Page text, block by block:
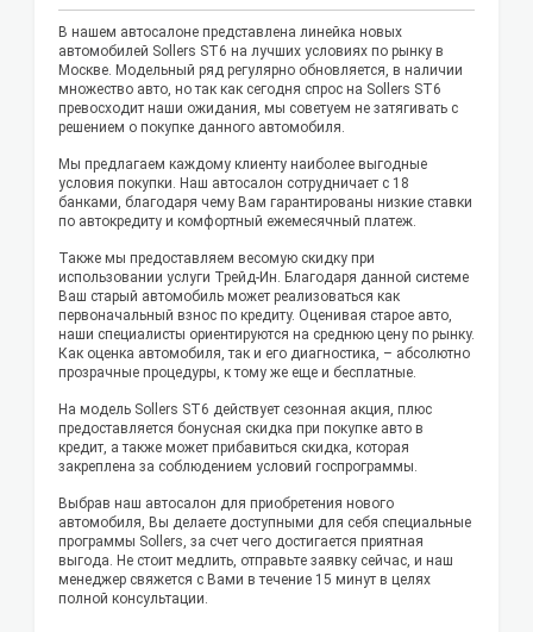
В нашем автосалоне представлена линейка новых
автомобилей Sollers ST6 на лучших условиях по рынку в
Москве. Модельный ряд регулярно обновляется, в наличии
множество авто, но так как сегодня спрос на Sollers ST6
превосходит наши ожидания, мы советуем не затягивать с
решением о покупке данного автомобиля.
Мы предлагаем каждому клиенту наиболее выгодные
условия покупки. Наш автосалон сотрудничает с 18
банками, благодаря чему Вам гарантированы низкие ставки
по автокредиту и комфортный ежемесячный платеж.
Также мы предоставляем весомую скидку при
использовании услуги Трейд-Ин. Благодаря данной системе
Ваш старый автомобиль может реализоваться как
первоначальный взнос по кредиту. Оценивая старое авто,
наши специалисты ориентируются на среднюю цену по рынку.
Как оценка автомобиля, так и его диагностика, – абсолютно
прозрачные процедуры, к тому же еще и бесплатные.
На модель Sollers ST6 действует сезонная акция, плюс
предоставляется бонусная скидка при покупке авто в
кредит, а также может прибавиться скидка, которая
закреплена за соблюдением условий госпрограммы.
Выбрав наш автосалон для приобретения нового
автомобиля, Вы делаете доступными для себя специальные
программы Sollers, за счет чего достигается приятная
выгода. Не стоит медлить, отправьте заявку сейчас, и наш
менеджер свяжется с Вами в течение 15 минут в целях
полной консультации.